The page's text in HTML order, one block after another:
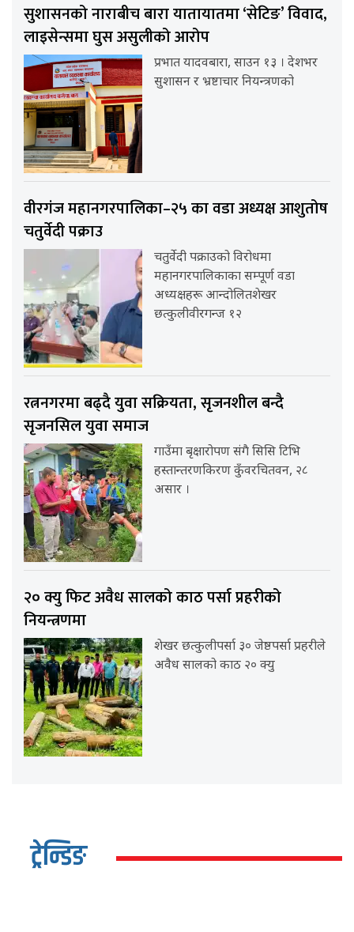
सुशासनको नाराबीच बारा यातायातमा ‘सेटिङ’ विवाद,
लाइसेन्समा घुस असुलीको आरोप
प्रभात यादवबारा, साउन १३ । देशभर
सुशासन र भ्रष्टाचार नियन्त्रणको
वीरगंज महानगरपालिका–२५ का वडा अध्यक्ष आशुतोष
चतुर्वेदी पक्राउ
चतुर्वेदी पक्राउको विरोधमा
महानगरपालिकाका सम्पूर्ण वडा
अध्यक्षहरू आन्दोलितशेखर
छत्कुलीवीरगन्ज १२
रत्ननगरमा बढ्दै युवा सक्रियता, सृजनशील बन्दै
सृजनसिल युवा समाज
गाउँमा बृक्षारोपण संगै सिसि टिभि
हस्तान्तरणकिरण कुँवरचितवन, २८
असार ।
२० क्यु फिट अवैध सालको काठ पर्सा प्रहरीको
नियन्त्रणमा
शेखर छत्कुलीपर्सा ३० जेष्ठपर्सा प्रहरीले
अवैध सालको काठ २० क्यु
ट्रेन्डिङ